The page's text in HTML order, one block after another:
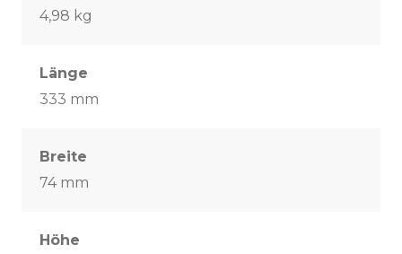
4,98 kg
Länge
333 mm
Breite
74 mm
Höhe